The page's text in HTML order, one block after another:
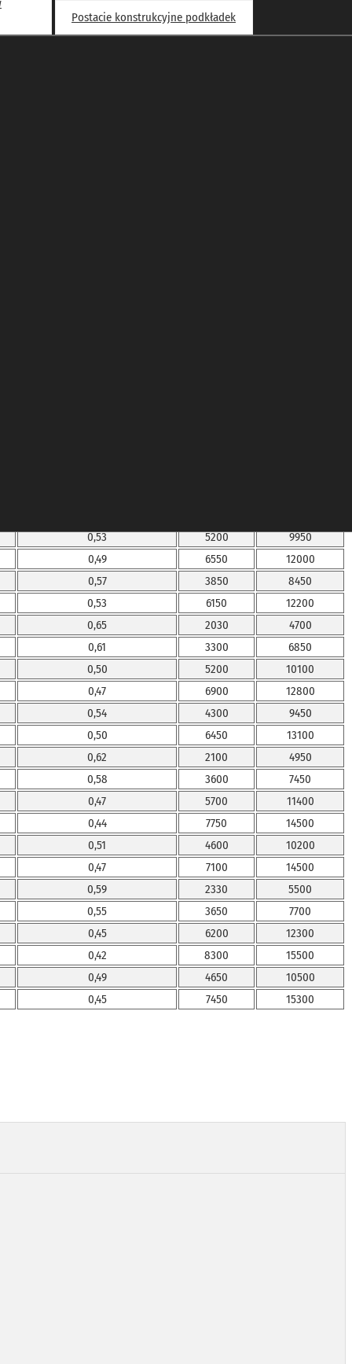
Postacie konstrukcyjne podkładek
min]
Nośności
0,53 5200
9950
0,49 6550
12000
0,57 3850
8450
0,53 6150
12200
0,65 2030
4700
0,61 3300
6850
0,50 5200
10100
0,47 6900
12800
0,54 4300
9450
0,50 6450
13100
0,62 2100
4950
0,58 3600
7450
0,47 5700
11400
0,44 7750
14500
0,51 4600
10200
0,47 7100
14500
0,59 2330
5500
0,55 3650
7700
0,45 6200
12300
0,42 8300
15500
0,49 4650
10500
0,45 7450 15300